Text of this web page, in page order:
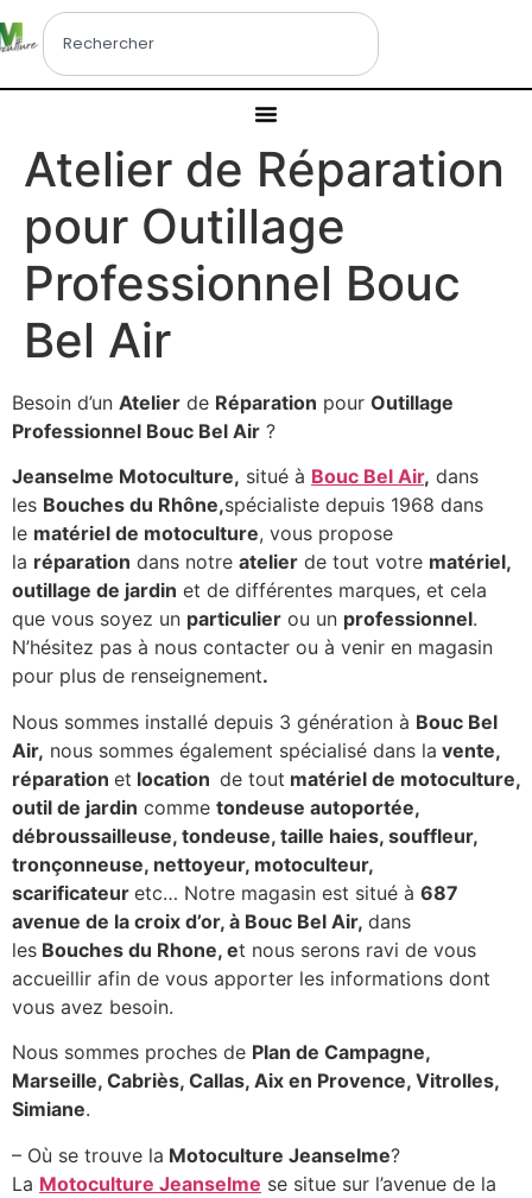
Atelier de Réparation
pour Outillage
Professionnel Bouc
Bel Air
Besoin d’un Atelier de Réparation pour Outillage
Professionnel Bouc Bel Air ?
Jeanselme Motoculture, situé à Bouc Bel Air, dans
les Bouches du Rhône,spécialiste depuis 1968 dans
le matériel de motoculture, vous propose
la réparation dans notre atelier de tout votre matériel,
outillage de jardin et de différentes marques, et cela
que vous soyez un particulier ou un professionnel.
N’hésitez pas à nous contacter ou à venir en magasin
pour plus de renseignement.
Nous sommes installé depuis 3 génération à Bouc Bel
Air, nous sommes également spécialisé dans la vente,
réparation et location de tout matériel de motoculture,
outil de jardin comme tondeuse autoportée,
débroussailleuse, tondeuse, taille haies, souffleur,
tronçonneuse, nettoyeur, motoculteur,
scarificateur etc… Notre magasin est situé à 687
avenue de la croix d’or, à Bouc Bel Air, dans
les Bouches du Rhone, et nous serons ravi de vous
accueillir afin de vous apporter les informations dont
vous avez besoin.
Nous sommes proches de Plan de Campagne,
Marseille, Cabriès, Callas, Aix en Provence, Vitrolles,
Simiane.
– Où se trouve la Motoculture Jeanselme?
La Motoculture Jeanselme se situe sur l’avenue de la